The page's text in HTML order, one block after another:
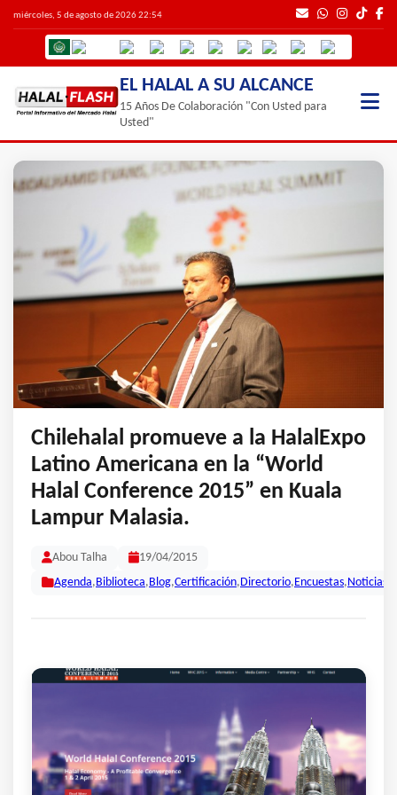
miércoles, 5 de agosto de 2026 22:54
EL HALAL A SU ALCANCE
15 Años De Colaboración "Con Usted para
Usted"
Chilehalal promueve a la HalalExpo
Latino Americana en la “World
Halal Conference 2015” en Kuala
Lampur Malasia.
Abou Talha 19/04/2015
Agenda, Biblioteca, Blog,Certificación, Directorio, Encuestas, Noticias